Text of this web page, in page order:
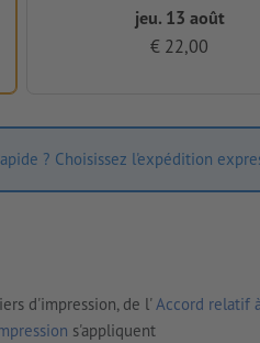
jeu. 13 août
€ 22,00
? Choisissez l'expédition
d'impression, de l'Accord relatif
s'appliquent